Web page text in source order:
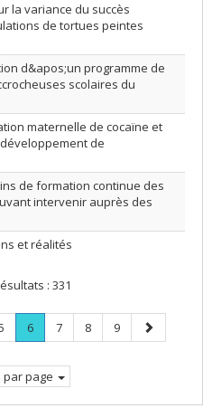
la variance du succès
de tortues peintes
d&apos;un programme de
scolaires du
maternelle de cocaïne et
de
de formation continue des
intervenir auprès des
et réalités
: 331
Page
6.
Page
Page
7 Page
8 Page
9
Page
suivante
par page